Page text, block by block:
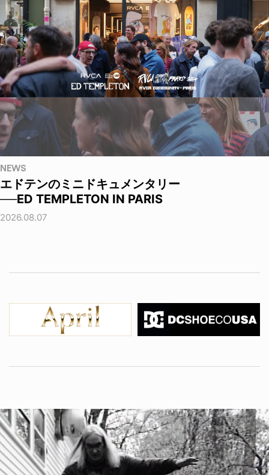
NEWS
エドテンのミニドキュメンタリー
──ED TEMPLETON IN PARIS
2026.08.07